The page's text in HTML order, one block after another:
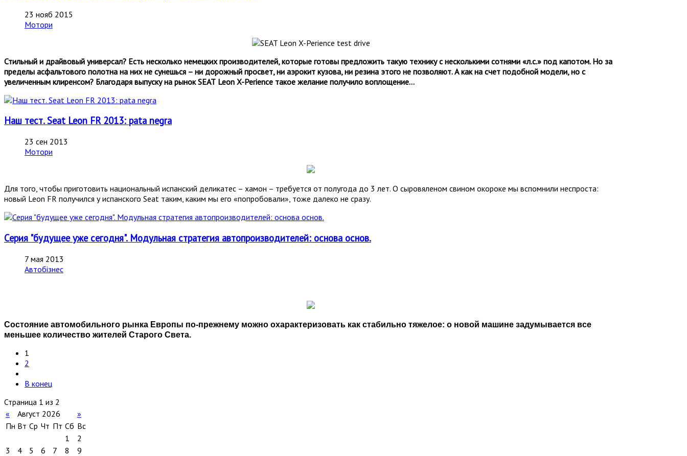
23 нояб 2015
Мотори
Стильный и драйвовый универсал? Есть несколько немецких производителей, которые готовы предложить такую технику с несколькими сотнями «л.с.» под капотом. Но за
пределы асфальтового полотна на них не сунешься – ни дорожный просвет, ни аэрокит кузова, ни резина этого не позволяют. А как на счет подобной модели, но с
увеличенным клиренсом? Благодаря выпуску на рынокSEAT Leon X-Perience такое желание получило воплощение…
Наш тест. Seat Leon FR 2013: pata negra
23 сен 2013
Мотори
Для того, чтобы приготовить национальный испанский деликатес – хамон – требуется от полугода до 3 лет. О сыровяленом свином окороке мы вспомнили неспроста:
новый Leon FR получился у испанского Seat таким, каким мы его «попробовали», тоже далеко не сразу.
Серия "будущее уже сегодня". Модульная стратегия автопроизводителей: основа основ.
7 мая 2013
Автобізнес
Состояние автомобильного рынка Европы по-прежнему можно охарактеризовать как стабильно тяжелое: о новой машине задумывается все
меньшее количество жителей Старого Света.
1
2
В конец
Страница 1 из 2
«
Август 2026
»
Пн Вт Ср Чт Пт Сб Вс
1
2
3
4 5 6 7 8
9